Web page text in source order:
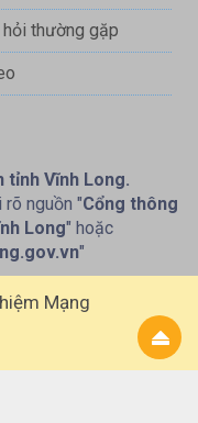
hỏi thường gặp
tỉnh Vĩnh Long.
nguồn "Cổng thông
Long" hoặc
"